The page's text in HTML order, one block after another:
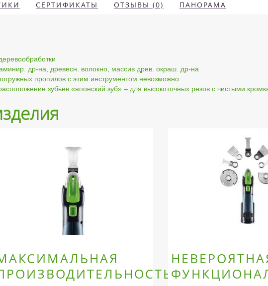
СЕРТИФИКАТЫ ОТЗЫВЫ (0) ПАНОРАМА
др-на, древесн. волокно, массив древ. окраш. др-на
пропилов с этим инструментом невозможно
зубьев «японский зуб» – для высокоточных резов с чистыми